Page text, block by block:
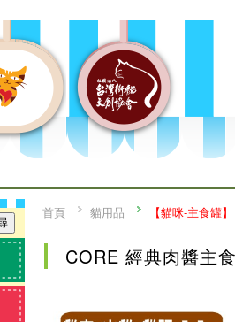
首頁 貓用品 【貓咪-主食罐】
CORE 經典肉醬主